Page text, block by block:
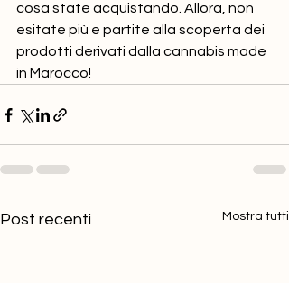
cosa state acquistando. Allora, non
esitate più e partite alla scoperta dei
prodotti derivati ​​dalla cannabis made
in Marocco!
Post recenti Mostra tutti